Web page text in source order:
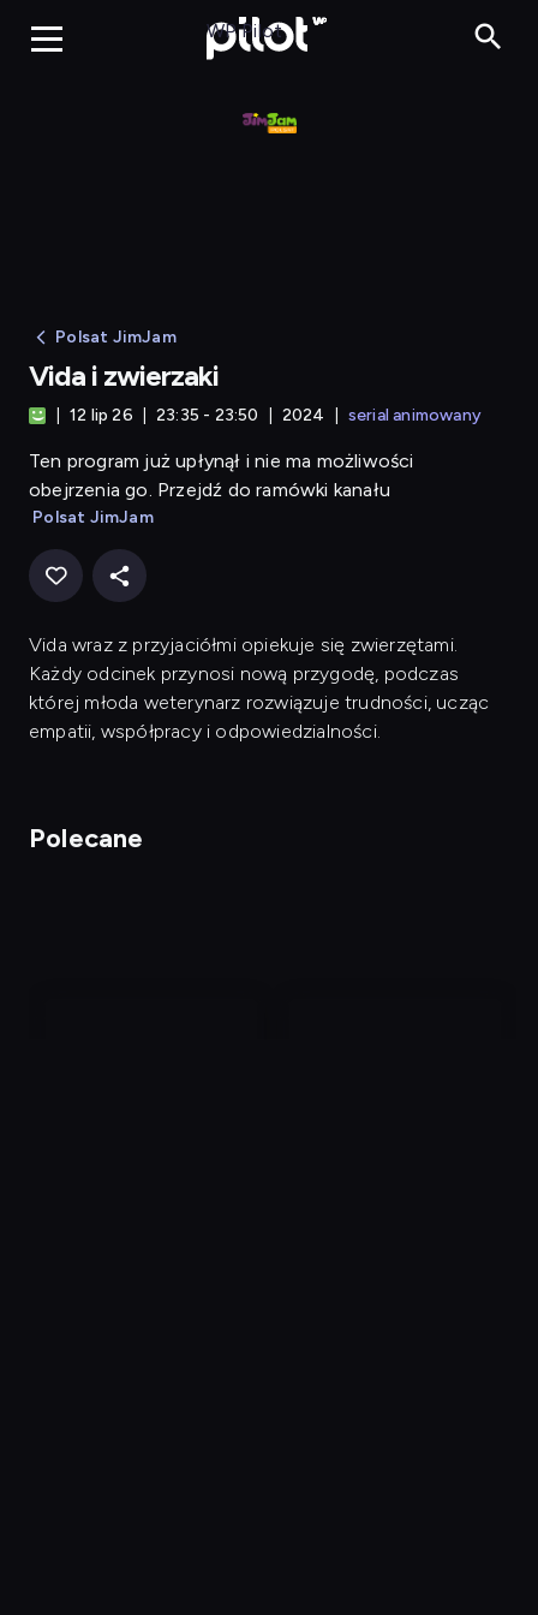
Vida i zwierzaki
WP Pilot
Polsat JimJam
Vida i zwierzaki
12 lip 26 23:35 - 23:50 2024 serial animowany
Ten program już upłynął i nie ma możliwości
obejrzenia go. Przejdź do ramówki kanału
Polsat JimJam
Vida wraz z przyjaciółmi opiekuje się zwierzętami.
Każdy odcinek przynosi nową przygodę, podczas
której młoda weterynarz rozwiązuje trudności, ucząc
empatii, współpracy i odpowiedzialności.
Polecane